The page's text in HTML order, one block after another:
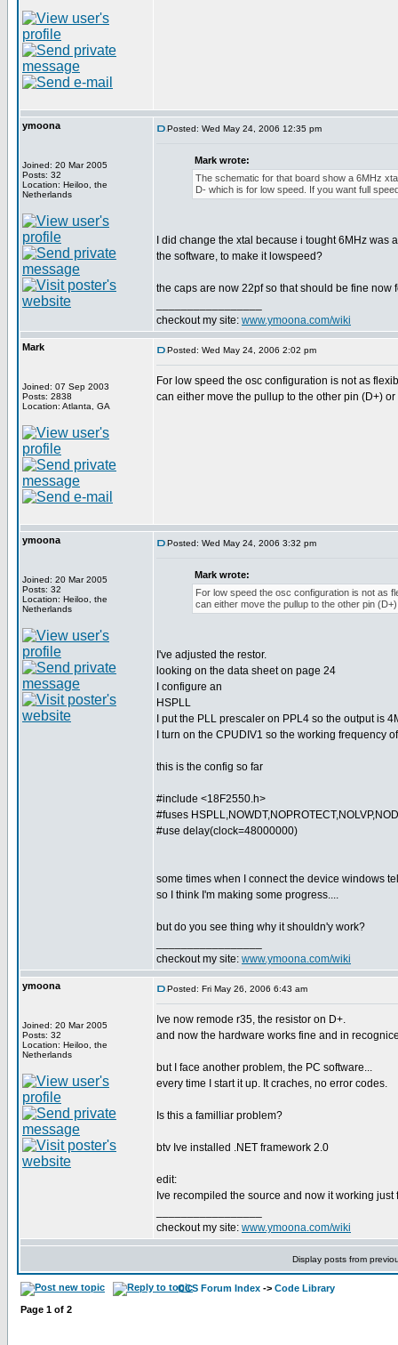
ymoona
Joined: 20 Mar 2005
Posts: 32
Location: Heiloo, the
Netherlands
Posted: Wed May 24, 2006 12:35 pm
Mark wrote:
The schematic for that board show a 6MHz
D- which is for low speed. If you want full
I did change the xtal because i tought 6MHz
the software, to make it lowspeed?
the caps are now 22pf so that should be fine now
checkout my site: www.ymoona.com/wiki
Mark
Joined: 07 Sep 2003
Posts: 2838
Location: Atlanta, GA
Posted: Wed May 24, 2006 2:02 pm
For low speed the osc configuration is not as
can either move the pullup to the other pin (D+)
ymoona
Joined: 20 Mar 2005
Posts: 32
Location: Heiloo, the
Netherlands
Posted: Wed May 24, 2006 3:32 pm
Mark wrote:
For low speed the osc configuration is not as
can either move the pullup to the other pin
I've adjusted the restor.
looking on the data sheet on page 24
I configure an
HSPLL
I put the PLL prescaler on PPL4 so the output is
I turn on the CPUDIV1 so the working frequency
this is the config so far
#include <18F2550.h>
#fuses
#use delay(clock=48000000)
some times when I connect the device windows
so I think I'm making some progress....
but do you see thing why it shouldn'y work?
checkout my site: www.ymoona.com/wiki
ymoona
Joined: 20 Mar 2005
Posts: 32
Location: Heiloo, the
Netherlands
Posted: Fri May 26, 2006 6:43 am
Ive now remode r35, the resistor on D+.
and now the hardware works fine and in
but I face another problem, the PC software...
every time I start it up. It craches, no error codes.
Is this a familliar problem?
btv Ive installed .NET framework 2.0
edit:
Ive recompiled the source and now it working just
checkout my site: www.ymoona.com/wiki
Display posts from
CCS Forum Index -> Code Library
Page 1 of 2